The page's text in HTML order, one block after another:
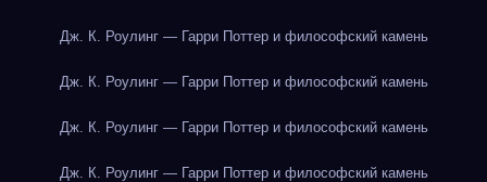
Дж. К. Роулинг — Гарри Поттер и философский камень
Дж. К. Роулинг — Гарри Поттер и философский камень
Дж. К. Роулинг — Гарри Поттер и философский камень
Дж. К. Роулинг — Гарри Поттер и философский камень